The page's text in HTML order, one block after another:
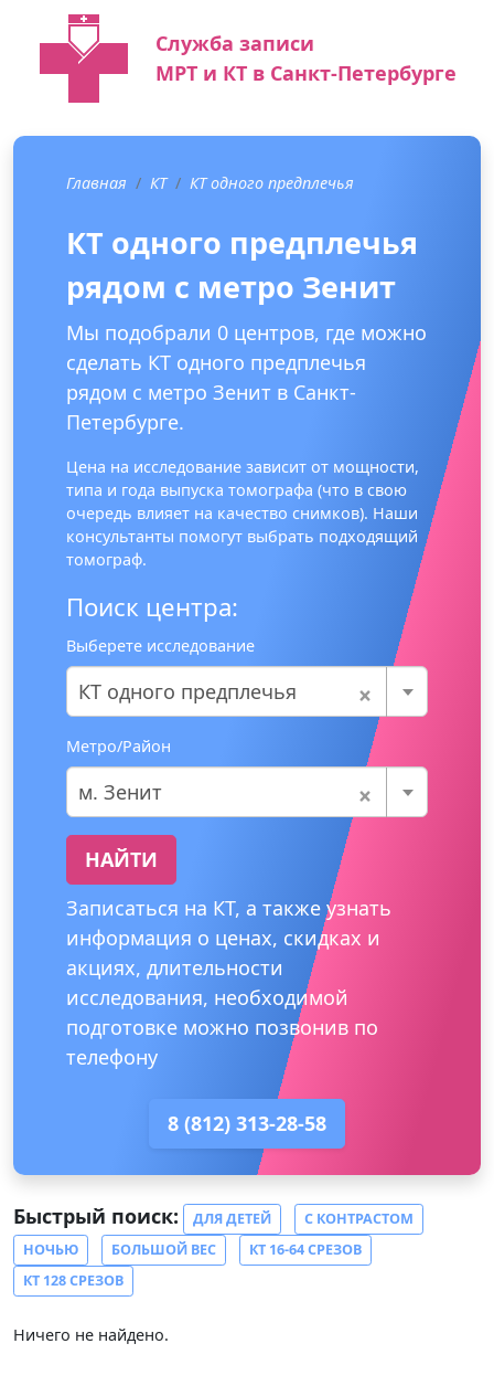
Служба записи
МРТ и КТ в Санкт-Петербурге
Главная КТ КТ одного предплечья
КТ одного предплечья
рядом с метро Зенит
Мы подобрали 0 центров, где можно
сделать КТ одного предплечья
рядом с метро Зенит в Санкт-
Петербурге.
Цена на исследование зависит от мощности,
типа и года выпуска томографа (что в свою
очередь влияет на качество снимков). Наши
консультанты помогут выбрать подходящий
томограф.
Поиск центра:
Выберете исследование
×
КТ одного предплечья
Метро/Район
×
м. Зенит
НАЙТИ
Записаться на КТ, а также узнать
информация о ценах, скидках и
акциях, длительности
исследования, необходимой
подготовке можно позвонив по
телефону
8 (812) 313-28-58
Быстрый поиск: ДЛЯ ДЕТЕЙ
С КОНТРАСТОМ
НОЧЬЮ
БОЛЬШОЙ ВЕС
КТ 16-64 СРЕЗОВ
КТ 128 СРЕЗОВ
Ничего не найдено.